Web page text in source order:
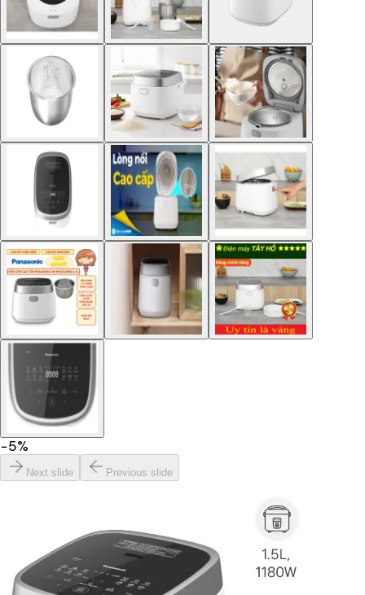
−5%
Next slide Previous slide